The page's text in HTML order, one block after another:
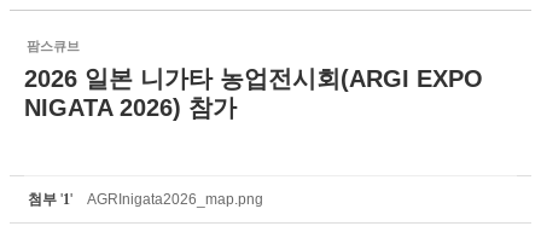
팜스큐브
2026 일본 니가타 농업전시회(ARGI EXPO
NIGATA 2026) 참가
첨부 '1' AGRInigata2026_map.png